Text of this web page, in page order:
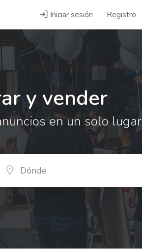
Iniciar sesión Registro
y vender
en un solo lugar